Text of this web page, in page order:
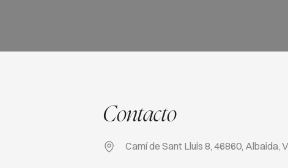
Contacto
Camí de Sant Lluis 8, 46860, Albaida,